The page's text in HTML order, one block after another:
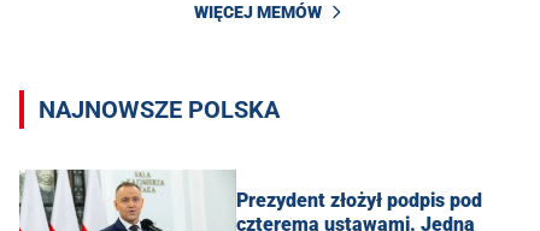
WIĘCEJ MEMÓW
NAJNOWSZE POLSKA
Prezydent złożył podpis pod
czterema ustawami. Jedną